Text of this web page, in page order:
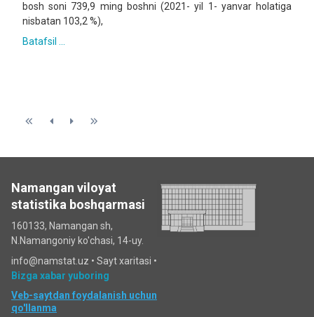
bosh soni 739,9 ming boshni (2021- yil 1- yanvar holatiga
nisbatan 103,2 %),
Batafsil ...
Namangan viloyat
statistika boshqarmasi
160133, Namangan sh,
N.Namangoniy ko'chasi, 14-uy.
info@namstat.uz • Sayt xaritasi •
Bizga xabar yuboring
Veb-saytdan foydalanish uchun
qo'llanma